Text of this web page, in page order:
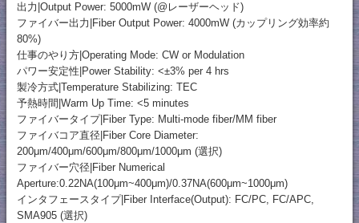
出力|Output Power: 5000mW (@レーザーヘッド)
ファイバー出力|Fiber Output Power: 4000mW (カップリング効率約
80%)
仕事のやり方|Operating Mode: CW or Modulation
パワー安定性|Power Stability: <±3% per 4 hrs
製冷方式|Temperature Stabilizing: TEC
予熱時間|Warm Up Time: <5 minutes
ファイバータイプ|Fiber Type: Multi-mode fiber/MM fiber
ファイバコア直径|Fiber Core Diameter:
200μm/400μm/600μm/800μm/1000μm (選択)
ファイバー穴径|Fiber Numerical
Aperture:0.22NA(100μm~400μm)/0.37NA(600μm~1000μm)
インタフェースタイプ|Fiber Interface(Output): FC/PC, FC/APC,
SMA905 (選択)